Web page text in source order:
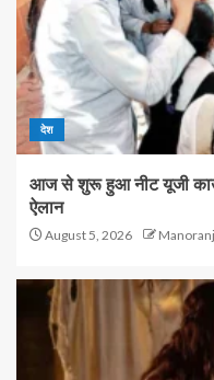
देश
आज से शुरू हुआ नीट यूजी
ऐलान
August 5, 2026